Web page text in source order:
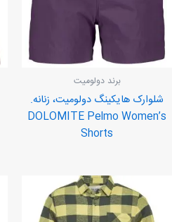
برند دولومیت
شلوارک هایکینگ دولومیت، زنانه.
DOLOMITE Pelmo Women’s
Shorts